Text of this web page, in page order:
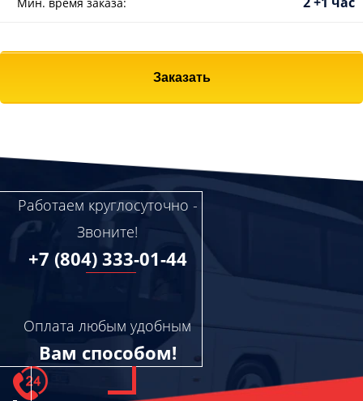
Заказать
Работаем круглосуточно -
Звоните!
+7 (804) 333-01-44
Оплата любым удобным
Вам способом!